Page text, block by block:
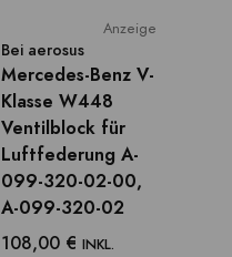
Anzeige
Bei aerosus
Mercedes-Benz V-
Klasse W448
Ventilblock für
Luftfederung A-
099-320-02-00,
A-099-320-02
108,00 € INKL.